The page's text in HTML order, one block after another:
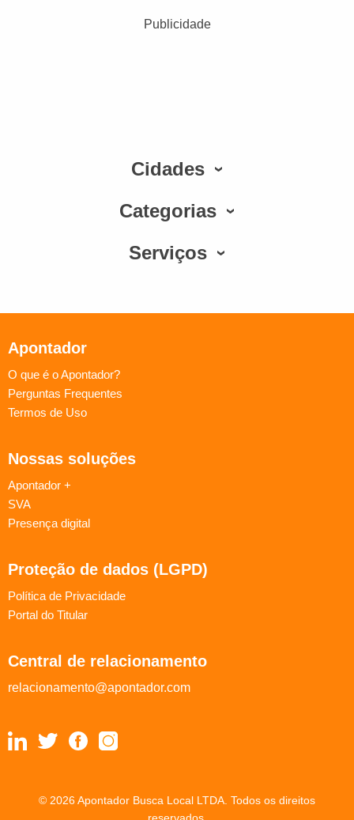
Publicidade
Cidades
Categorias
Serviços
Apontador
O que é o Apontador?
Perguntas Frequentes
Termos de Uso
Nossas soluções
Apontador +
SVA
Presença digital
Proteção de dados (LGPD)
Política de Privacidade
Portal do Titular
Central de relacionamento
relacionamento@apontador.com
© 2026 Apontador Busca Local LTDA. Todos os direitos